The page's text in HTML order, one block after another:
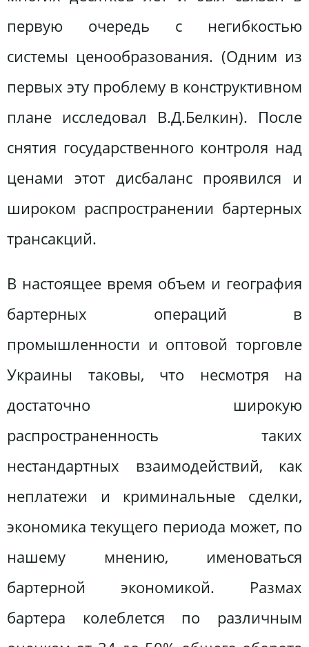
первую очередь с негибкостью
системы ценообразования. (Одним из
первых эту проблему в конструктивном
плане исследовал В.Д.Белкин). После
снятия государственного контроля над
ценами этот дисбаланс проявился и
широком распространении бартерных
трансакций.
В настоящее время объем и география
бартерных операций в
промышленности и оптовой торговле
Украины таковы, что несмотря на
достаточно широкую
распространенность таких
нестандартных взаимодействий, как
неплатежи и криминальные сделки,
экономика текущего периода может, по
нашему мнению, именоваться
бартерной экономикой. Размах
бартера колеблется по различным